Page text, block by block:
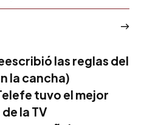
las reglas del
la cancha)
tuvo el mejor
la TV